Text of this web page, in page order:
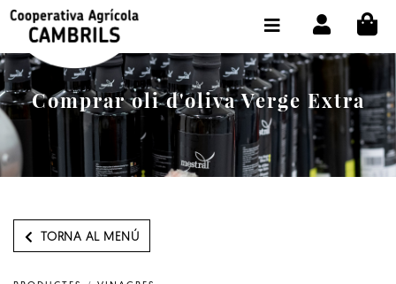
Comprar oli d'oliva Verge Extra
TORNA AL MENÚ
BOTIGA COMPRA ONLINE
LA COOPERATIVA
OLEOTOUR
PRODUCTES
EL NOSTRE OLI